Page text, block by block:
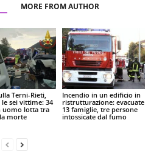
MORE FROM AUTHOR
Terni-Rieti,
sei vittime: 34
uomo lotta tra
morte
Incendio in un edificio in
ristrutturazione: evacuate
13 famiglie, tre persone
intossicate dal fumo